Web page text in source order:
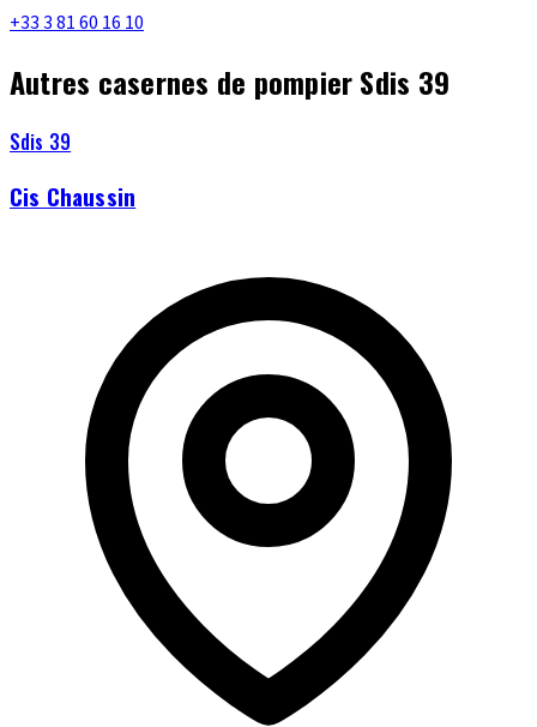
+33 3 81 60 16 10
Autres casernes de pompier Sdis 39
Sdis 39
Cis Chaussin